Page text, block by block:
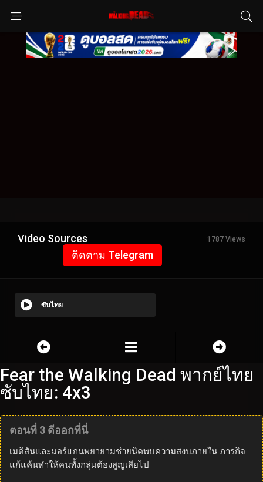
Video Sources 1787 Views
ติดตาม Telegram
ซับไทย
Fear the Walking Dead พากย์ไทย
ซับไทย: 4x3
ตอนที่ 3 ดีออกที่นี่
เมดิสันและมอร์แกนพยายามช่วยนิคพบความสงบภายใน ภารกิจ
แก้แค้นทำให้คนทั้งกลุ่มต้องสูญเสียไป